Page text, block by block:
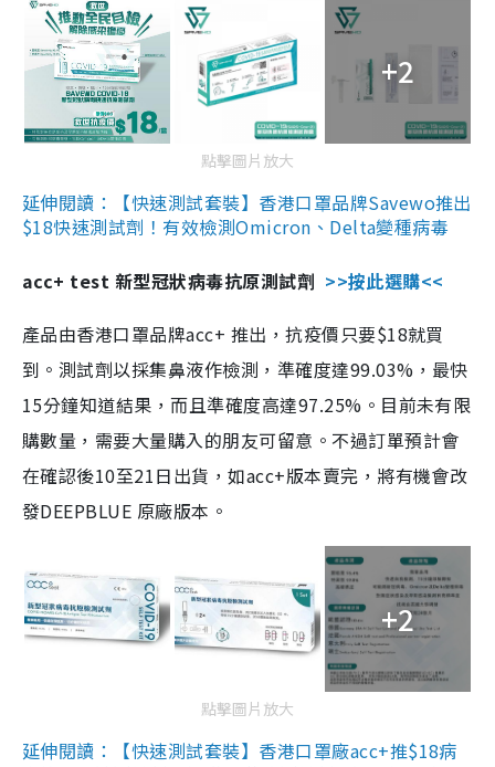
+2
點擊圖片放大
延伸閱讀：【快速測試套裝】香港口罩品牌Savewo推出
$18快速測試劑！有效檢測Omicron、Delta變種病毒
acc+ test 新型冠狀病毒抗原測試劑 >>按此選購<<
產品由香港口罩品牌acc+ 推出，抗疫價只要$18就買
到。測試劑以採集鼻液作檢測，準確度達99.03%，最快
15分鐘知道結果，而且準確度高達97.25%。目前未有限
購數量，需要大量購入的朋友可留意。不過訂單預計會
在確認後10至21日出貨，如acc+版本賣完，將有機會改
發DEEPBLUE 原廠版本。
+2
點擊圖片放大
延伸閱讀：【快速測試套裝】香港口罩廠acc+推$18病